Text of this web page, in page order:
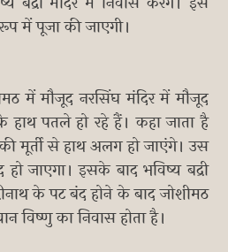
में पूजा की जाएगी।
में मौजूद नरसिंघ मंदिर में मौजूद
हाथ पतले हो रहे हैं। कहा जाता है
मूर्ती से हाथ अलग हो जाएंगे। उस
हो जाएगा। इसके बाद भविष्य बद्री
के पट बंद होने के बाद जोशीमठ
विष्णु का निवास होता है।